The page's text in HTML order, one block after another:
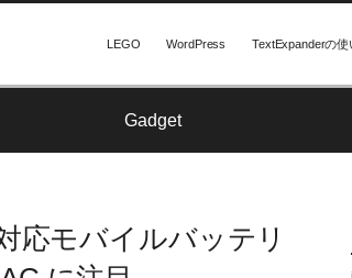
LEGO WordPress TextExpanderの使
Gadget
応モバイルバッテリ